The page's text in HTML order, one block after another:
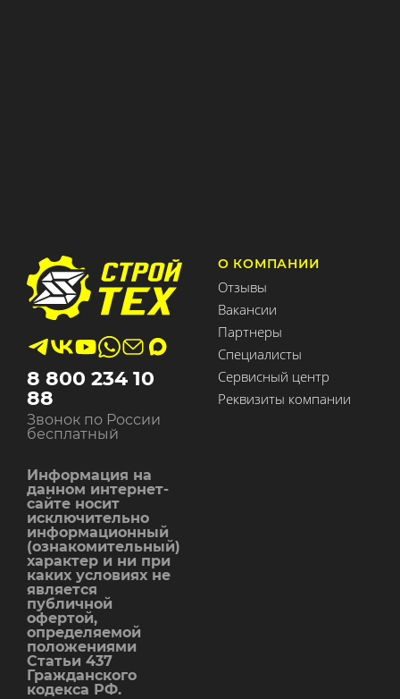
8 800 234 10
88
Звонок по России
бесплатный
Информация на
данном интернет-
сайте носит
исключительно
информационный
(ознакомительный)
характер и ни при
каких условиях не
является
публичной
офертой,
определяемой
положениями
Статьи 437
Гражданского
кодекса РФ.
О КОМПАНИИ
Отзывы
Вакансии
Партнеры
Специалисты
Сервисный центр
Реквизиты компании